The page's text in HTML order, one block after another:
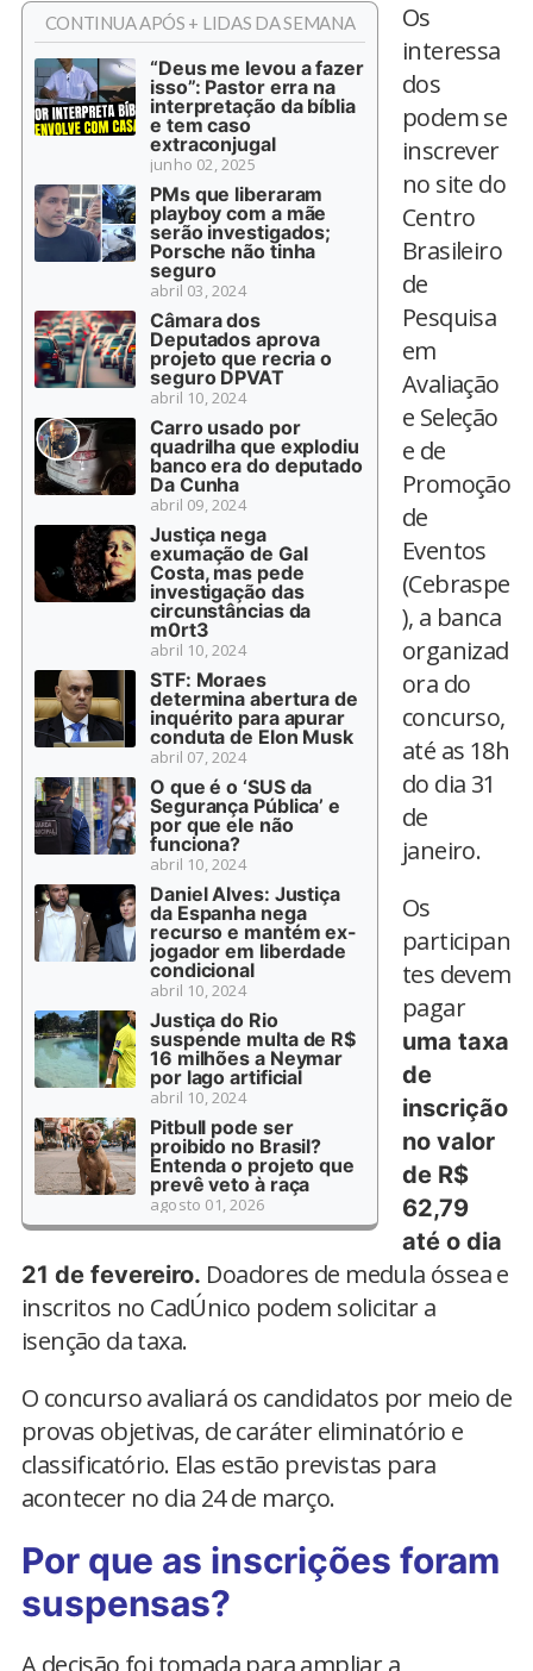
CONTINUA APÓS + LIDAS DA SEMANA
“Deus me levou a fazer
isso”: Pastor erra na
interpretação da bíblia
e tem caso
extraconjugal
junho 02, 2025
PMs que liberaram
playboy com a mãe
serão investigados;
Porsche não tinha
seguro
abril 03, 2024
Câmara dos
Deputados aprova
projeto que recria o
seguro DPVAT
abril 10, 2024
Carro usado por
quadrilha que explodiu
banco era do deputado
Da Cunha
abril 09, 2024
Justiça nega
exumação de Gal
Costa, mas pede
investigação das
circunstâncias da
m0rt3
abril 10, 2024
STF: Moraes
determina abertura de
inquérito para apurar
conduta de Elon Musk
abril 07, 2024
O que é o ‘SUS da
Segurança Pública’ e
por que ele não
funciona?
abril 10, 2024
Daniel Alves: Justiça
da Espanha nega
recurso e mantém ex-
jogador em liberdade
condicional
abril 10, 2024
Justiça do Rio
suspende multa de R$
16 milhões a Neymar
por lago artificial
abril 10, 2024
Pitbull pode ser
proibido no Brasil?
Entenda o projeto que
prevê veto à raça
agosto 01, 2026
Os
interessa
dos
podem se
inscrever
no site do
Centro
Brasileiro
de
Pesquisa
em
Avaliação
e Seleção
e de
Promoção
de
Eventos
(Cebraspe
), a banca
organizad
ora do
concurso,
até as 18h
do dia 31
de
janeiro.
Os
participan
tes devem
pagar
uma taxa
de
inscrição
no valor
de R$
62,79
até o dia
21 de fevereiro. Doadores de medula óssea e
inscritos no CadÚnico podem solicitar a
isenção da taxa.
O concurso avaliará os candidatos por meio de
provas objetivas, de caráter eliminatório e
classificatório. Elas estão previstas para
acontecer no dia 24 de março.
Por que as inscrições foram
suspensas?